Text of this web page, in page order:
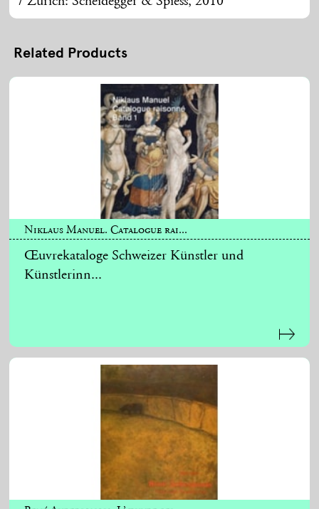
Related Products
Niklaus Manuel. Catalogue rai...
Œuvrekataloge Schweizer Künstler und
Künstlerinn...